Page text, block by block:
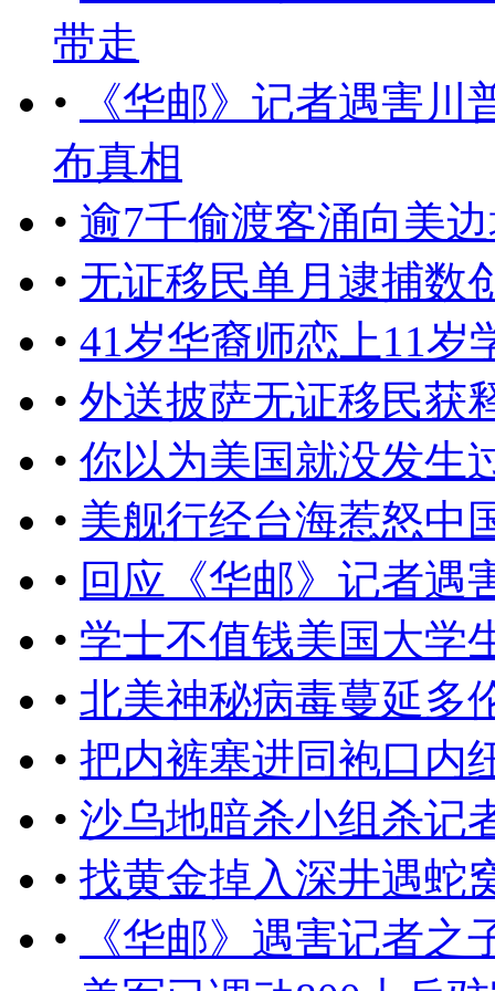
带走
•
《华邮》记者遇害
布真相
• 逾7千偷渡客涌向美
• 无证移民单月逮捕数
• 41岁华裔师恋上11岁
• 外送披萨无证移民获
• 你以为美国就没发生
• 美舰行经台海惹怒中
• 回应​《华邮》记者遇
• 学士不值钱美国大学
• 北美神秘病毒蔓延多
• 把内裤塞进同袍口内
• 沙乌地暗杀小组杀记
• 找黄金掉入深井遇蛇
•
《华邮》遇害记者